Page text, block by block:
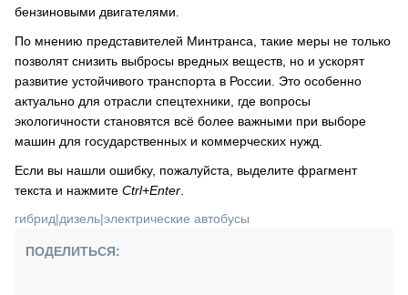
бензиновыми двигателями.
По мнению представителей Минтранса, такие меры не только
позволят снизить выбросы вредных веществ, но и ускорят
развитие устойчивого транспорта в России. Это особенно
актуально для отрасли спецтехники, где вопросы
экологичности становятся всё более важными при выборе
машин для государственных и коммерческих нужд.
Если вы нашли ошибку, пожалуйста, выделите фрагмент
текста и нажмите Ctrl+Enter
гибрид|дизель|электрические автобусы
ПОДЕЛИТЬСЯ: